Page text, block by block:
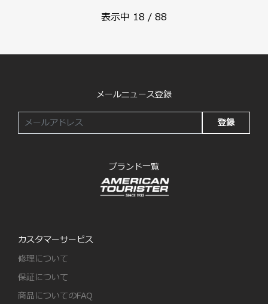
表示中 18 / 88
メールニュース登録
登録
ブランド一覧
カスタマーサービス
修理について
保証について
商品についてのFAQ